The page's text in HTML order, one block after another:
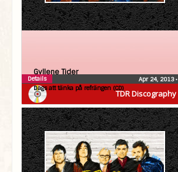
TDR Discography
Gyllene Tider
Dags att tänka på refrängen (CD)
Apr 24, 2013•
Details